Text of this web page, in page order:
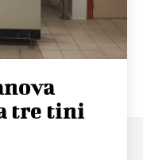
tre tini